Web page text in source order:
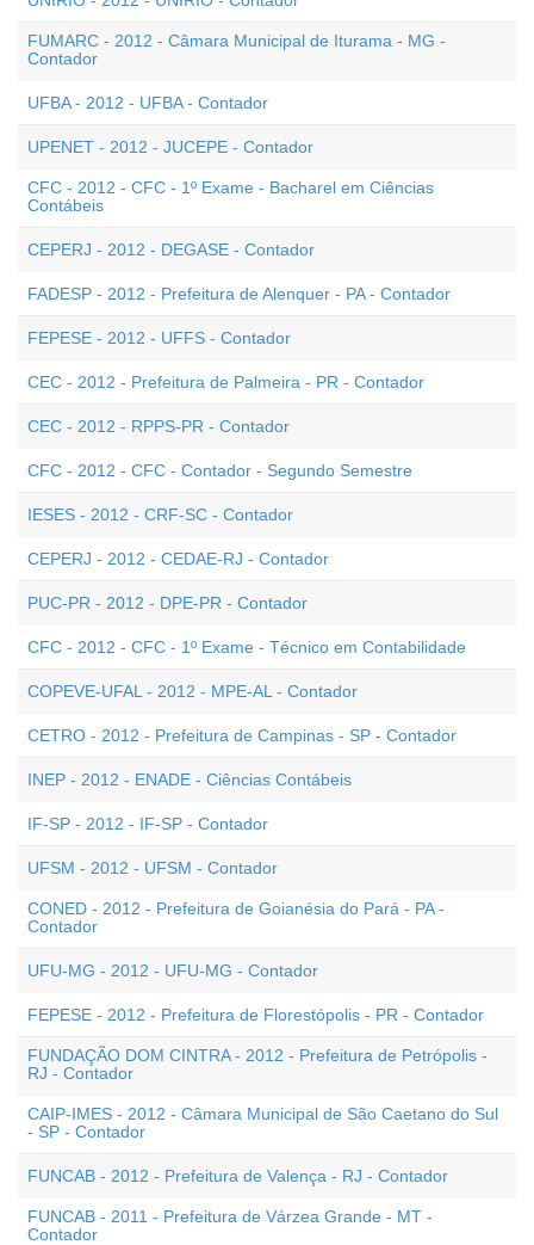
FUMARC - 2012 - Câmara Municipal de Iturama - MG -
Contador
UFBA - 2012 - UFBA - Contador
UPENET - 2012 - JUCEPE - Contador
CFC - 2012 - CFC - 1º Exame - Bacharel em Ciências
Contábeis
CEPERJ - 2012 - DEGASE - Contador
FADESP - 2012 - Prefeitura de Alenquer - PA - Contador
FEPESE - 2012 - UFFS - Contador
CEC - 2012 - Prefeitura de Palmeira - PR - Contador
CEC - 2012 - RPPS-PR - Contador
CFC - 2012 - CFC - Contador - Segundo Semestre
IESES - 2012 - CRF-SC - Contador
CEPERJ - 2012 - CEDAE-RJ - Contador
PUC-PR - 2012 - DPE-PR - Contador
CFC - 2012 - CFC - 1º Exame - Técnico em Contabilidade
COPEVE-UFAL - 2012 - MPE-AL - Contador
CETRO - 2012 - Prefeitura de Campinas - SP - Contador
INEP - 2012 - ENADE - Ciências Contábeis
IF-SP - 2012 - IF-SP - Contador
UFSM - 2012 - UFSM - Contador
CONED - 2012 - Prefeitura de Goianésia do Pará - PA -
Contador
UFU-MG - 2012 - UFU-MG - Contador
FEPESE - 2012 - Prefeitura de Florestópolis - PR - Contador
FUNDAÇÃO DOM CINTRA - 2012 - Prefeitura de Petrópolis -
RJ - Contador
CAIP-IMES - 2012 - Câmara Municipal de São Caetano do Sul
- SP - Contador
FUNCAB - 2012 - Prefeitura de Valença - RJ - Contador
FUNCAB - 2011 - Prefeitura de Várzea Grande - MT -
Contador